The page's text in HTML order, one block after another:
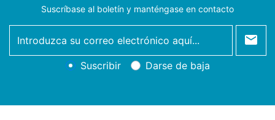
Suscríbase al boletín y manténgase en contacto
newsletter
Suscribir Darse de baja